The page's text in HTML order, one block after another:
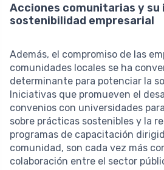
Acciones comunitarias y su
sostenibilidad empresarial
Además, el compromiso de las
comunidades locales se ha
determinante para potenciar la
Iniciativas que promueven el
convenios con universidades
sobre prácticas sostenibles y la
programas de capacitación
comunidad, son cada vez más
colaboración entre el sector